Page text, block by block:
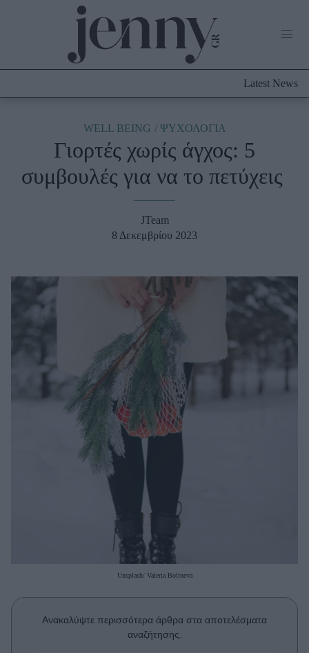
Culture
Fashion
Shopping
Skincare
Μαλλιά - Νύχια
Well being
Υγεία + Διατροφή
Πρόσωπα
Celebrities
Latest News
WELL BEING ΨΥΧΟΛΟΓΙΑ
Γιορτές χωρίς άγχος: 5
συμβουλές για να το πετύχεις
JTeam
8 Δεκεμβρίου 2023
Unsplash/ Valeria Boltneva
Ανακαλύψτε περισσότερα άρθρα στα αποτελέσματα
αναζήτησης.